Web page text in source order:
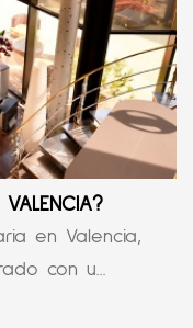
en Valencia,
con u...